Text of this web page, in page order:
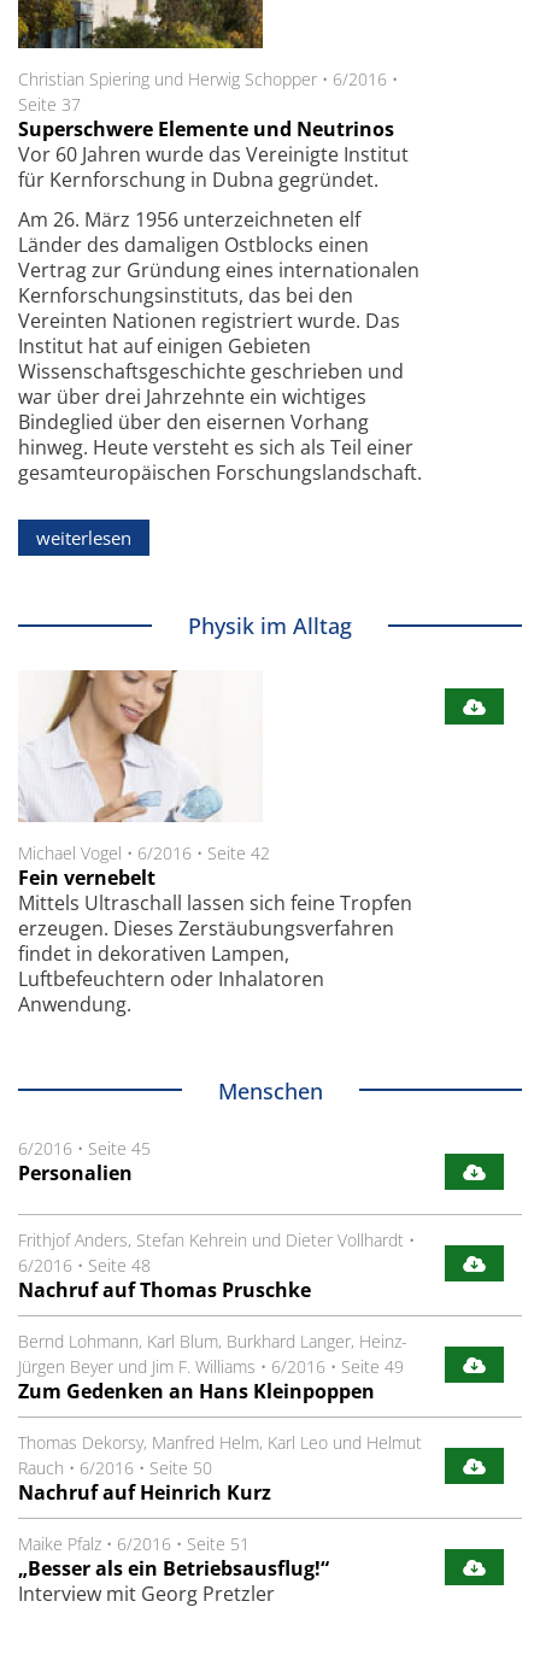
Christian Spiering und Herwig Schopper • 6/2016 •
Seite 37
Superschwere Elemente und Neutrinos
Vor 60 Jahren wurde das Vereinigte Institut
für Kernforschung in Dubna gegründet.
Am 26. März 1956 unterzeichneten elf
Länder des damaligen Ostblocks einen
Vertrag zur Gründung eines internationalen
Kernforschungsinstituts, das bei den
Vereinten Nationen registriert wurde. Das
Institut hat auf einigen Gebieten
Wissenschafts­geschichte geschrieben und
war über drei Jahrzehnte ein wichtiges
Bindeglied über den eisernen Vorhang
hinweg. Heute versteht es sich als Teil einer
gesamteuropäischen Forschungslandschaft.
weiterlesen
Physik im Alltag
Michael Vogel • 6/2016 • Seite 42
Fein vernebelt
Mittels Ultraschall lassen sich feine Tropfen
erzeugen. Dieses Zerstäubungsverfahren
findet in dekorativen Lampen,
Luftbefeuchtern oder Inhalatoren
Anwendung.
Menschen
6/2016 • Seite 45
Personalien
Frithjof Anders, Stefan Kehrein und Dieter Vollhardt •
6/2016 • Seite 48
Nachruf auf Thomas Pruschke
Bernd Lohmann, Karl Blum, Burkhard Langer, Heinz-
Jürgen Beyer und Jim F. Williams • 6/2016 • Seite 49
Zum Gedenken an Hans Kleinpoppen
Thomas Dekorsy, Manfred Helm, Karl Leo und Helmut
Rauch • 6/2016 • Seite 50
Nachruf auf Heinrich Kurz
Maike Pfalz • 6/2016 • Seite 51
„Besser als ein Betriebsausflug!“
Interview mit Georg Pretzler